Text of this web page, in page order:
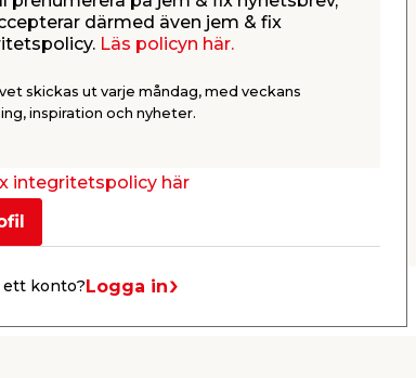
därmed även jem & fix
Läs policyn här.
skickas ut varje måndag, med veckans
inspiration och nyheter.
integritetspolicy här
ett konto?Logga in